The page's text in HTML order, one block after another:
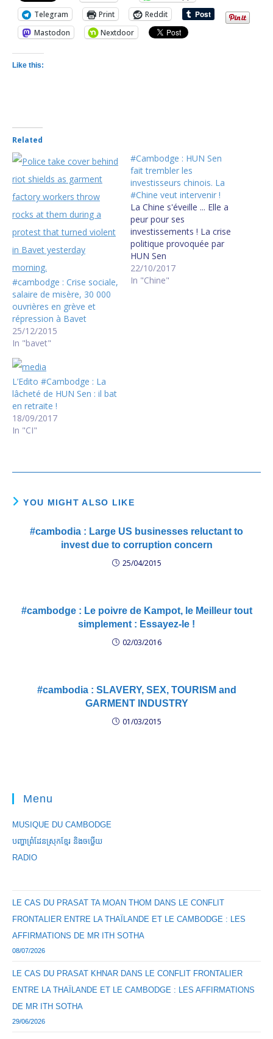
Telegram
Print
Reddit
Mastodon
Nextdoor
Like this:
Related
#cambodge : Crise sociale,
salaire de misère, 30 000
ouvrières en grève et
répression à Bavet
25/12/2015
In "bavet"
#Cambodge : HUN Sen
fait trembler les
investisseurs chinois. La
#Chine veut intervenir !
La Chine s'éveille ... Elle a
peur pour ses
investissements ! La crise
politique provoquée par
HUN Sen
(emprisonnement de KEM
Sokha et son projet de
22/10/2017
In "Chine"
L’Edito #Cambodge : La
lâcheté de HUN Sen : il bat
en retraite !
18/09/2017
In "CI"
YOU MIGHT ALSO LIKE
#cambodia : Large US businesses reluctant to
invest due to corruption concern
25/04/2015
#cambodge : Le poivre de Kampot, le Meilleur tout
simplement : Essayez-le !
02/03/2016
#cambodia : SLAVERY, SEX, TOURISM and
GARMENT INDUSTRY
01/03/2015
Menu
MUSIQUE DU CAMBODGE
បញ្ហាព្រំដែនស្រុកខ្មែរ និងចឞ្លើយ
RADIO
LE CAS DU PRASAT TA MOAN THOM DANS LE CONFLIT
FRONTALIER ENTRE LA THAÏLANDE ET LE CAMBODGE : LES
AFFIRMATIONS DE MR ITH SOTHA
08/07/2026
LE CAS DU PRASAT KHNAR DANS LE CONFLIT FRONTALIER
ENTRE LA THAÏLANDE ET LE CAMBODGE : LES AFFIRMATIONS
DE MR ITH SOTHA
29/06/2026